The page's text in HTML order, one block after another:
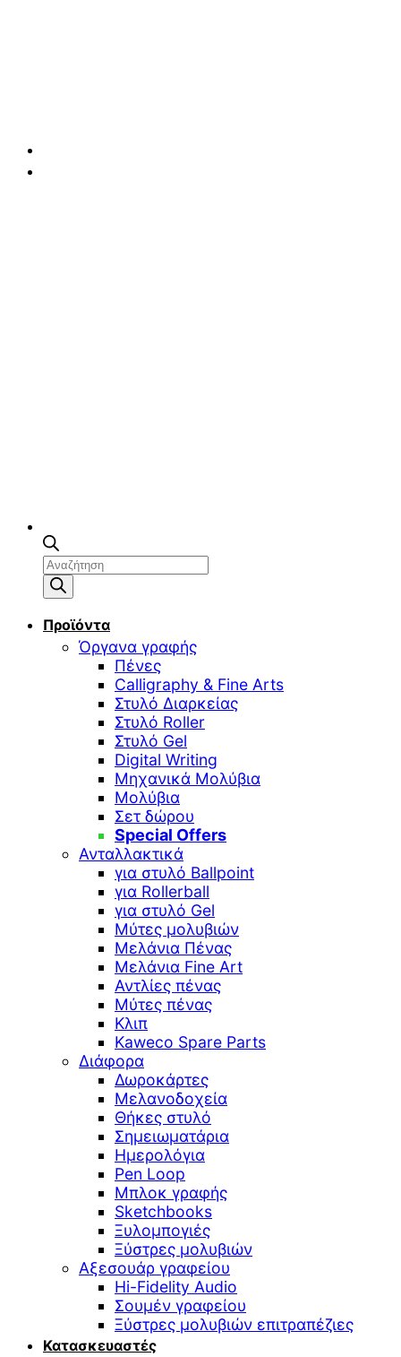
Αναζήτηση
προϊόντων
Προϊόντα
Όργανα γραφής
Πένες
Calligraphy & Fine Arts
Στυλό Διαρκείας
Στυλό Roller
Στυλό Gel
Digital Writing
Μηχανικά Μολύβια
Μολύβια
Σετ δώρου
Special Offers
Ανταλλακτικά
για στυλό Ballpoint
για Rollerball
για στυλό Gel
Μύτες μολυβιών
Μελάνια Πένας
Μελάνια Fine Art
Αντλίες πένας
Μύτες πένας
Κλιπ
Kaweco Spare Parts
Διάφορα
Δωροκάρτες
Μελανοδοχεία
Θήκες στυλό
Σημειωματάρια
Ημερολόγια
Pen Loop
Μπλοκ γραφής
Sketchbooks
Ξυλομπογιές
Ξύστρες μολυβιών
Αξεσουάρ γραφείου
Hi-Fidelity Audio
Σουμέν γραφείου
Ξύστρες μολυβιών επιτραπέζιες
Κατασκευαστές